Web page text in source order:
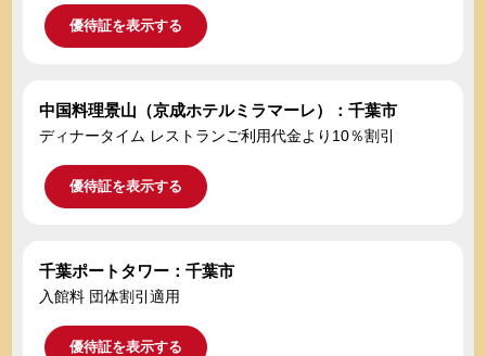
優待証を表示する
中国料理景山（京成ホテルミラマーレ）：千葉市
ディナータイム レストランご利用代金より10％割引
優待証を表示する
千葉ポートタワー：千葉市
入館料 団体割引適用
優待証を表示する